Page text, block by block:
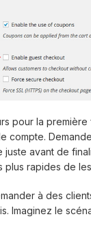
pour la première
compte.
avant de
plus rapides de
à des
Imaginez le